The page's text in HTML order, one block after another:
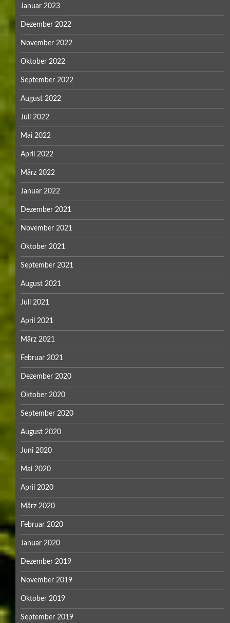
Januar 2023
Dezember 2022
November 2022
Oktober 2022
September 2022
August 2022
Juli 2022
Mai 2022
April 2022
März 2022
Januar 2022
Dezember 2021
November 2021
Oktober 2021
September 2021
August 2021
Juli 2021
April 2021
März 2021
Februar 2021
Dezember 2020
Oktober 2020
September 2020
August 2020
Juni 2020
Mai 2020
April 2020
März 2020
Februar 2020
Januar 2020
Dezember 2019
November 2019
Oktober 2019
September 2019